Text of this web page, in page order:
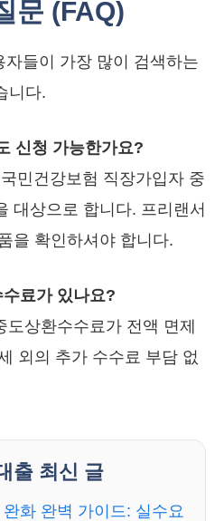
문 (FAQ)
들이 가장 많이 검색하는
니다.
신청 가능한가요?
민건강보험 직장가입자 중
대상으로 합니다. 프리랜서
을 확인하셔야 합니다.
료가 있나요?
도상환수수료가 전액 면제
외의 추가 수수료 부담 없
출 최신 글
화 완벽 가이드: 실수요